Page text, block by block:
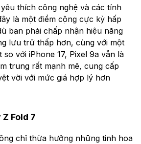
thích công nghệ và các tính
là một điểm cộng cực kỳ hấp
bạn phải chấp nhận hiệu năng
lưu trữ thấp hơn, cùng với một
so với iPhone 17, Pixel 9a vẫn là
trung rất mạnh mẽ, cung cấp
vời với mức giá hợp lý hơn
Fold 7
chỉ thừa hưởng những tinh hoa